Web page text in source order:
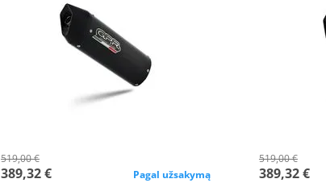
519,00 €
389,32 € Pagal užsakymą
519,00 €
389,32 €